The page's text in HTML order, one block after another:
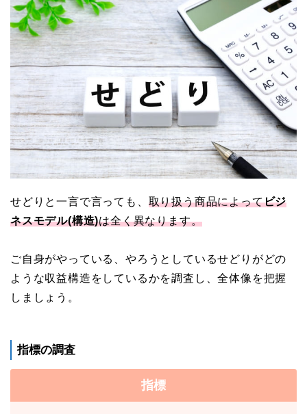
せどりと一言で言っても、 取り扱う商品によってビジ
ネスモデル(構造)は全く異なります。
ご自身がやっている、やろうとしているせどりがどの
ような収益構造をしているかを調査し、全体像を把握
しましょう。
指標の調査
指標